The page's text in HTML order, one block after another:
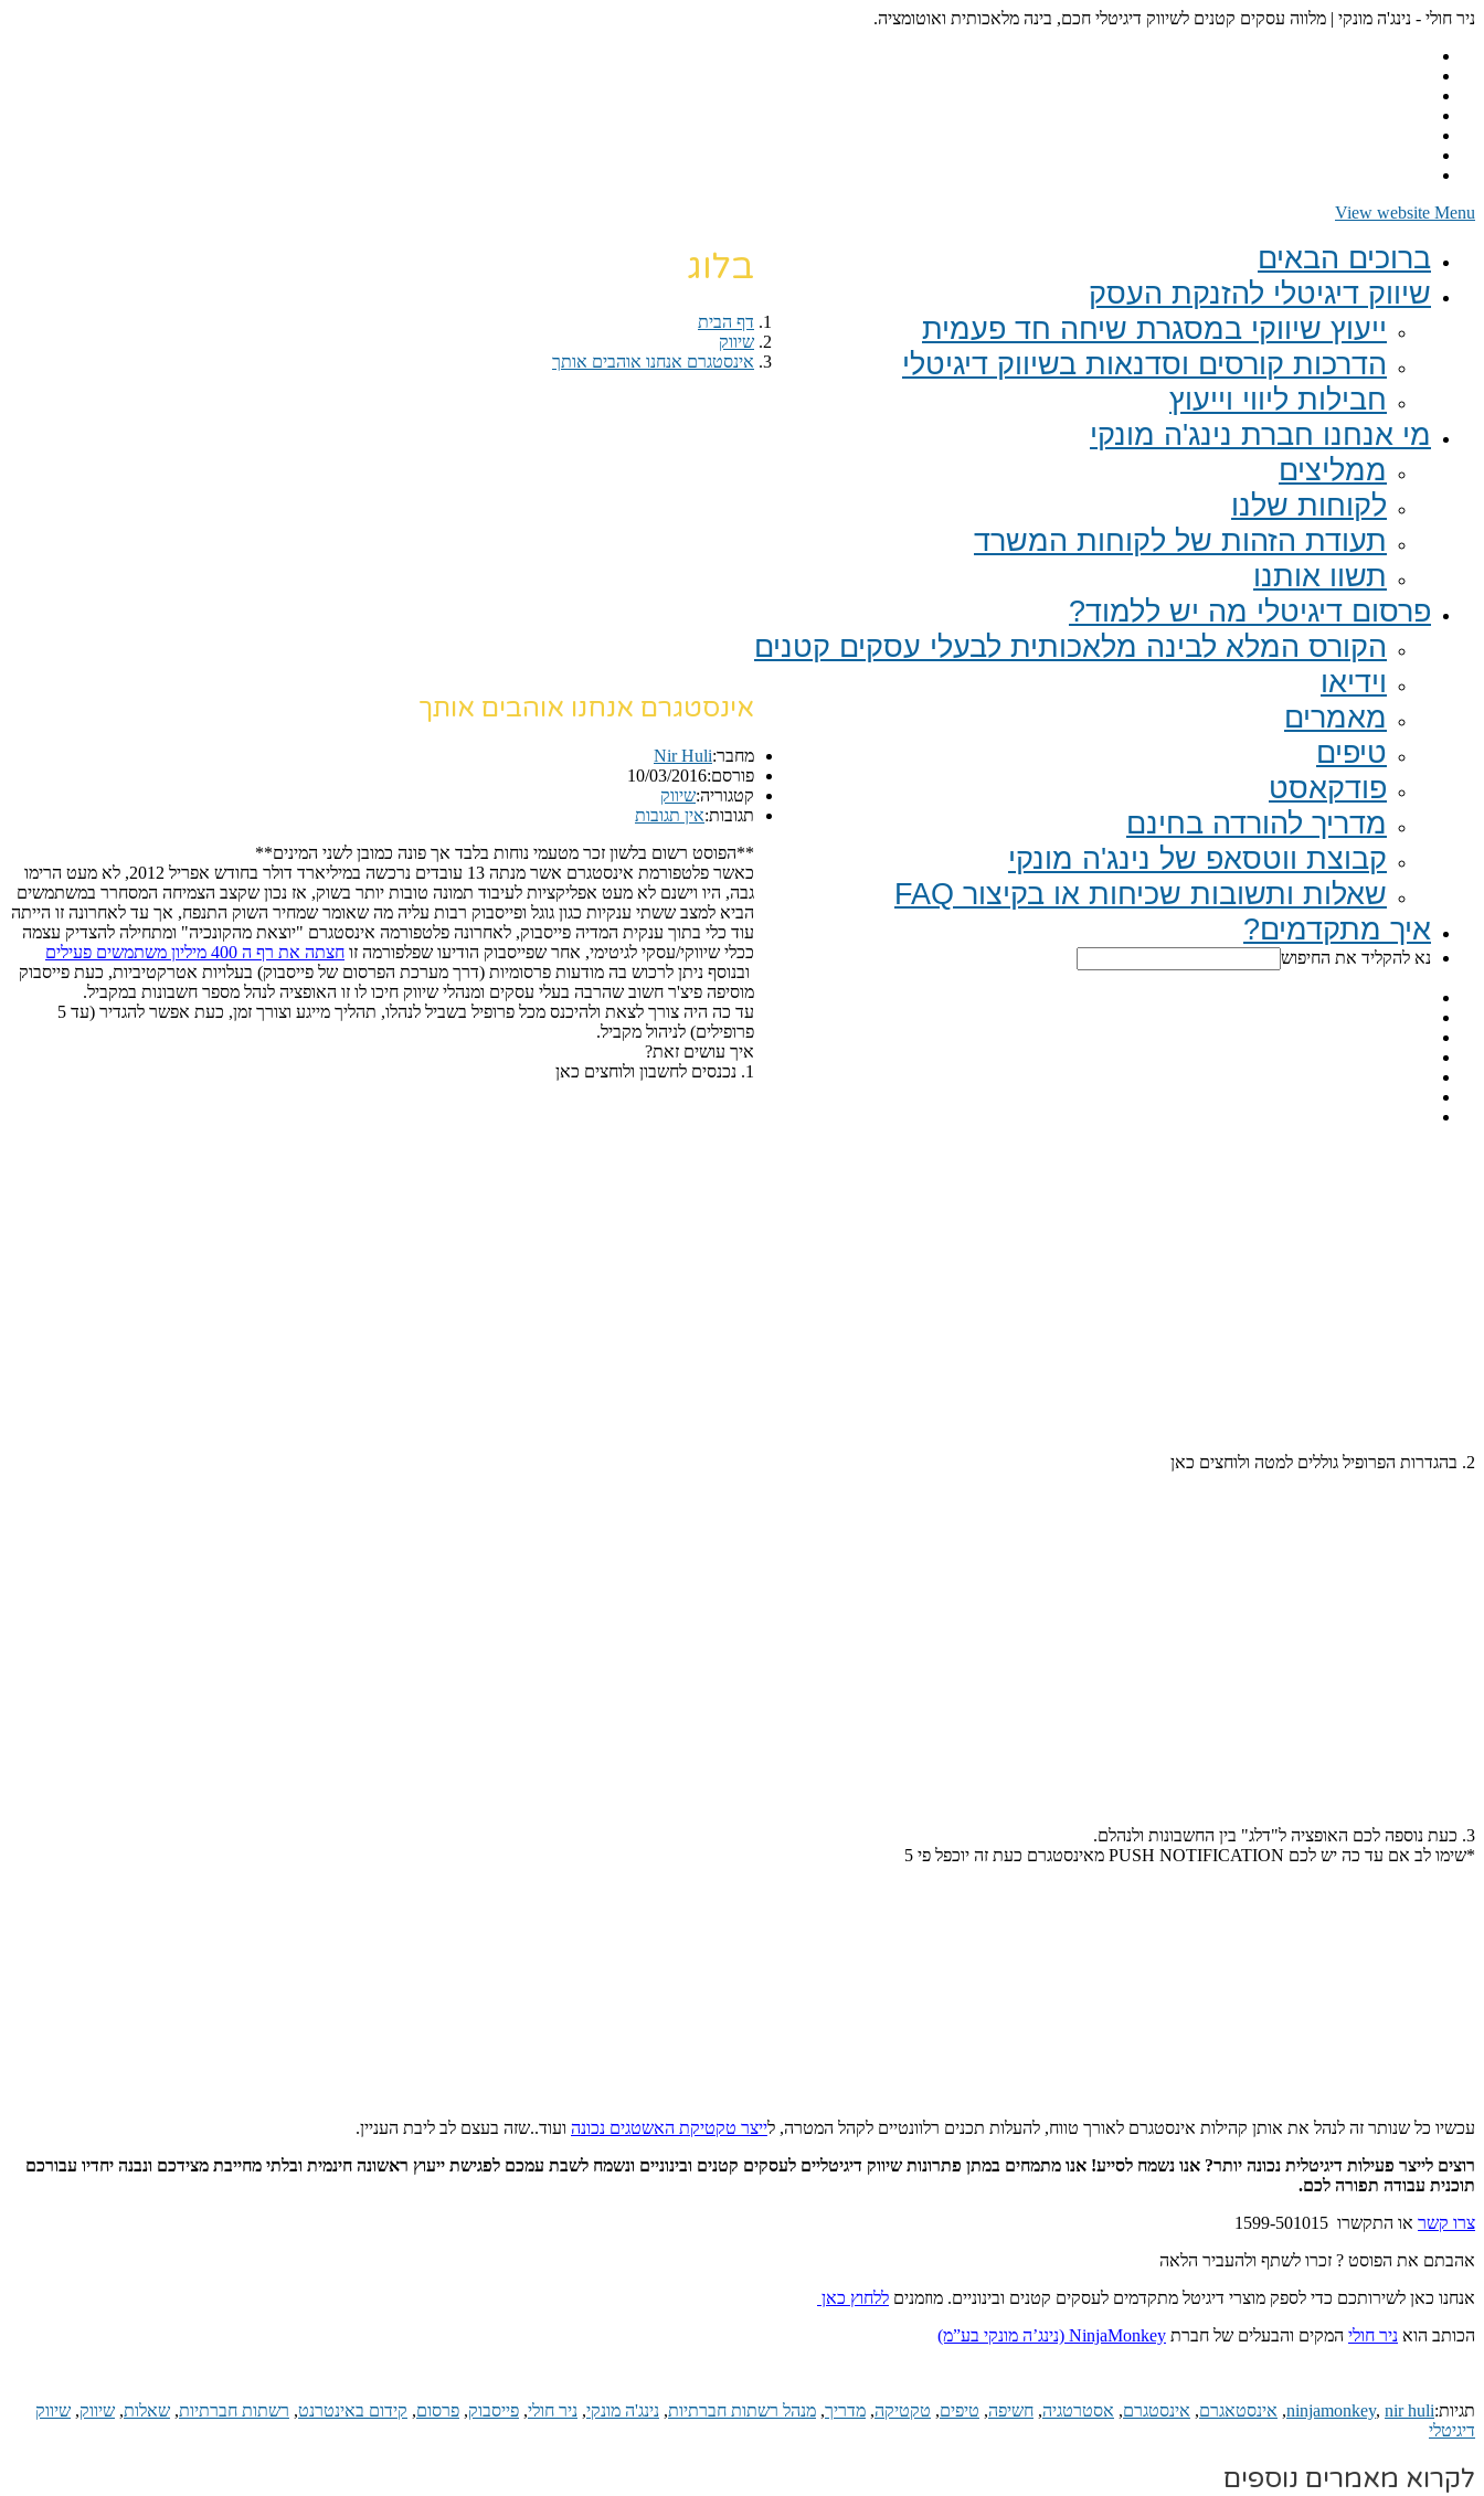
ניר חולי - נינג'ה מונקי | מלווה עסקים קטנים לשיווק דיגיטלי חכם, בינה מלאכותית ואוטומציה.
View website Menu
ברוכים הבאים
שיווק דיגיטלי להזנקת העסק
ייעוץ שיווקי במסגרת שיחה חד פעמית​
הדרכות קורסים וסדנאות בשיווק דיגיטלי
חבילות ליווי וייעוץ
מי אנחנו חברת נינג'ה מונקי
ממליצים
לקוחות שלנו
תעודת הזהות של לקוחות המשרד
תשוו אותנו
פרסום דיגיטלי מה יש ללמוד?
הקורס המלא לבינה מלאכותית לבעלי עסקים קטנים
וידיאו
מאמרים
טיפים
פודקאסט
מדריך להורדה בחינם
קבוצת ווטסאפ של נינג'ה מונקי​
שאלות ותשובות שכיחות או בקיצור FAQ
איך מתקדמים?
נא להקליד את החיפוש
בלוג
דף הבית
שיווק
אינסטגרם אנחנו אוהבים אותך
אינסטגרם אנחנו אוהבים אותך
מחבר:Nir Huli
פורסם:10/03/2016
קטגוריה:שיווק
תגובות:אין תגובות
**הפוסט רשום בלשון זכר מטעמי נוחות בלבד אך פונה כמובן לשני המינים**
כאשר פלטפורמת אינסטגרם אשר מנתה 13 עובדים נרכשה במיליארד דולר בחודש אפריל 2012, לא מעט הרימו
גבה, היו וישנם לא מעט אפליקציות לעיבוד תמונה טובות יותר בשוק, אז נכון שקצב הצמיחה המסחרר במשתמשים
הביא למצב ששתי ענקיות כגון גוגל ופייסבוק רבות עליה מה שאומר שמחיר השוק התנפח, אך עד לאחרונה זו הייתה
עוד כלי בתוך ענקית המדיה פייסבוק, לאחרונה פלטפורמה אינסטגרם "יוצאת מהקונכיה" ומתחילה להצדיק עצמה
ככלי שיווקי/עסקי לגיטימי, אחר שפייסבוק הודיעו שפלפורמה זו חצתה את רף ה 400 מיליון משתמשים פעילים
ובנוסף ניתן לרכוש בה מודעות פרסומיות (דרך מערכת הפרסום של פייסבוק) בעלויות אטרקטיביות, כעת פייסבוק
מוסיפה פיצ'ר חשוב שהרבה בעלי עסקים ומנהלי שיווק חיכו לו זו האופציה לנהל מספר חשבונות במקביל.
עד כה היה צורך לצאת ולהיכנס מכל פרופיל בשביל לנהלו, תהליך מייגע וצורך זמן, כעת אפשר להגדיר (עד 5
פרופילים) לניהול מקביל.
איך עושים זאת?
1. נכנסים לחשבון ולוחצים כאן
2. בהגדרות הפרופיל גוללים למטה ולוחצים כאן
3. כעת נוספה לכם האופציה ל"דלג" בין החשבונות ולנהלם.
*שימו לב אם עד כה יש לכם PUSH NOTIFICATION מאינסטגרם כעת זה יוכפל פי 5
עכשיו כל שנותר זה לנהל את אותן קהילות אינסטגרם לאורך טווח, להעלות תכנים רלוונטיים לקהל המטרה, לייצר טקטיקת האשטגים נכונה ועוד..שזה בעצם לב ליבת העניין.
רוצים לייצר פעילות דיגיטלית נכונה יותר? אנו נשמח לסייע! אנו מתמחים במתן פתרונות שיווק דיגיטליים לעסקים קטנים ובינוניים ונשמח לשבת עמכם לפגישת ייעוץ ראשונה חינמית ובלתי מחייבת מצידכם ונבנה יחדיו עבורכם
תוכנית עבודה תפורה לכם.
צרו קשר או התקשרו 1599-501015
אהבתם את הפוסט ? זכרו לשתף ולהעביר הלאה
אנחנו כאן לשירותכם כדי לספק מוצרי דיגיטל מתקדמים לעסקים קטנים ובינוניים. מוזמנים ללחוץ כאן
הכותב הוא ניר חולי המקים והבעלים של חברת NinjaMonkey (נינג’ה מונקי בע”מ)
תגיות: ninjamonkey, nir huli
, אינסטאגרם, אינסטגרם, אסטרטגיה, חשיפה, טיפים, טקטיקה, מדריך, מנהל רשתות חברתיות, נינג'ה מונקי, ניר חולי, פייסבוק, פרסום, קידום באינטרנט, רשתות חברתיות, שאלות, שיווק, שיווק
דיגיטלי
לקרוא מאמרים נוספים